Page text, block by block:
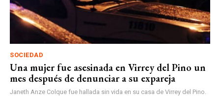
SOCIEDAD
Una mujer fue asesinada en Virrey del Pino un
mes después de denunciar a su expareja
Janeth Anze Colque fue hallada sin vida en su casa de Virrey del Pino.